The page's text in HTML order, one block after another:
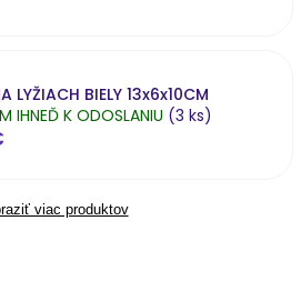
LYŽIACH BIELY 13x6x10CM
IHNEĎ K ODOSLANIU (3 ks)
viac produktov